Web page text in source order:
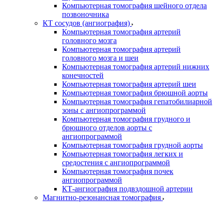
Компьютерная томография шейного отдела
позвоночника
КТ сосудов (ангиография)
Компьютерная томография артерий
головного мозга
Компьютерная томография артерий
головного мозга и шеи
Компьютерная томография артерий нижних
конечностей
Компьютерная томография артерий шеи
Компьютерная томография брюшной аорты
Компьютерная томография гепатобилиарной
зоны с ангиопрограммой
Компьютерная томография грудного и
брюшного отделов аорты с
ангиопрограммой
Компьютерная томография грудной аорты
Компьютерная томография легких и
средостения с ангиопрограммой
Компьютерная томография почек
ангиопрограммой
КТ-ангиография подвздошной артерии
Магнитно-резонансная томография